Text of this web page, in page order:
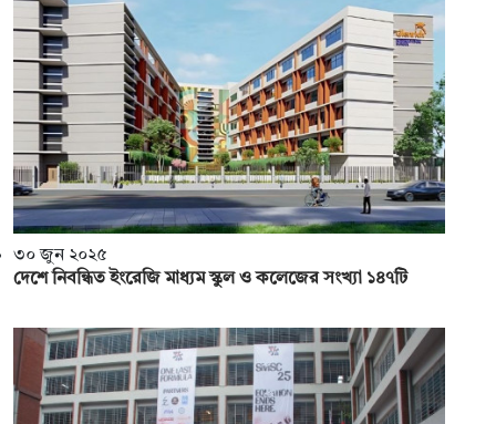
৩০ জুন ২০২৫
দেশে নিবন্ধিত ইংরেজি মাধ্যম স্কুল ও কলেজের সংখ্যা ১৪৭টি